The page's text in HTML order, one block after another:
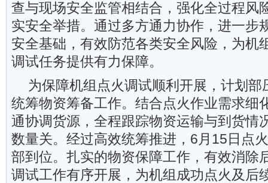
查与现场安全监管相结合，强化全过程风
实安全举措。通过多方通力协作，进一步
安全基础，有效防范各类安全风险，为机
调试任务提供有力保障。
为保障机组点火调试顺利开展，计划
统筹物资筹备工作。结合点火作业需求细
通协调货源，全程跟踪物资运输与到货情
数量关。经过高效统筹推进，6月15日点
部到位。扎实的物资保障工作，有效消除
调试工作有序开展，为机组成功点火及后